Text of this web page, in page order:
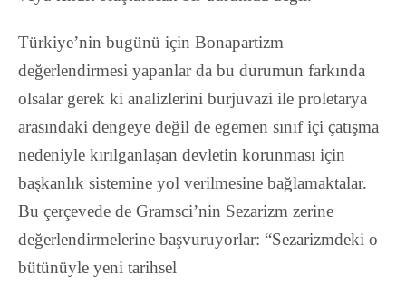
Türkiye’nin bugünü için Bonapartizm
değerlendirmesi yapanlar da bu durumun farkında
olsalar gerek ki analizlerini burjuvazi ile proletarya
arasındaki dengeye değil de egemen sınıf içi çatışma
nedeniyle kırılganlaşan devletin korunması için
başkanlık sistemine yol verilmesine bağlamaktalar.
Bu çerçevede de Gramsci’nin Sezarizm zerine
değerlendirmelerine başvuruyorlar: “Sezarizmdeki o
bütünüyle yeni tarihsel